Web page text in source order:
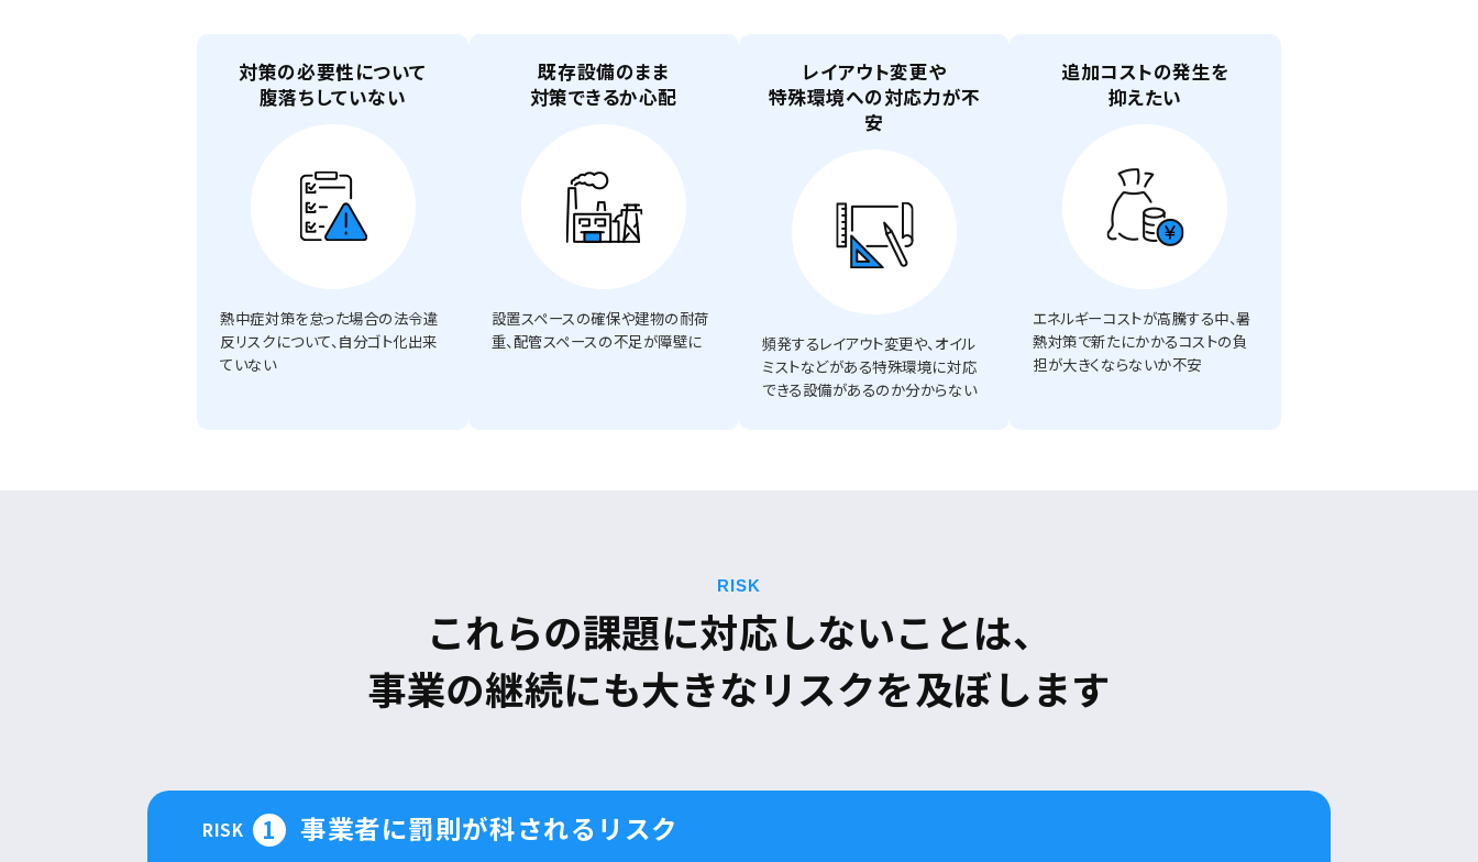
対策の必要性について
腹落ちしていない
熱中症対策を怠った場合の法令違
反リスクについて、自分ゴト化出来
ていない
既存設備のまま
対策できるか心配
設置スペースの確保や建物の耐荷
重、配管スペースの不足が障壁に
レイアウト変更や
特殊環境への対応力が不
安
頻発するレイアウト変更や、オイル
ミストなどがある特殊環境に対応
できる設備があるのか分からない
追加コストの発生を
抑えたい
エネルギーコストが高騰する中、暑
熱対策で新たにかかるコストの負
担が大きくならないか不安
RISK
これらの課題に対応しないことは、
事業の継続にも大きなリスクを及ぼします
RISK 1 事業者に罰則が科される リスク